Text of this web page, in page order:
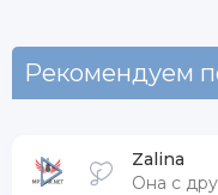
Рекомендуем
Zalina
Она с